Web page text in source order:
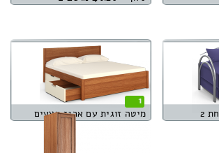
2
1
מיטה זוגית עם ארגז מצעים